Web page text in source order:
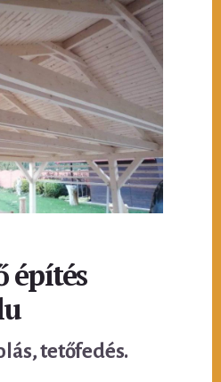
építés
tetőfedés.